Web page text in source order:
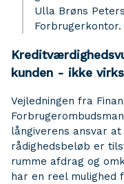
Ulla Brøns
Forbrugerkontor.
kunden - ikke
Vejledningen fra
långiverens ansvar
rådighedsbeløb er
rumme afdrag og
har en reel mulighed